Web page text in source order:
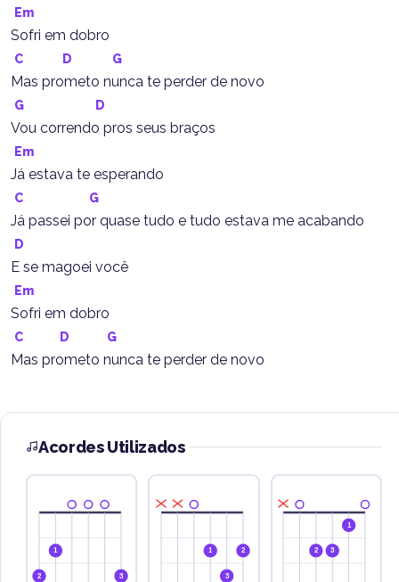
Em
Sofri em dobro
C D G
Mas prometo nunca te perder de novo
G D
Vou correndo pros seus braços
Em
Já estava te esperando
C G
Já passei por quase tudo e tudo estava me acabando
D
E se magoei você
Em
Sofri em dobro
C D G
Mas prometo nunca te perder de novo
Acordes Utilizados
2
1
3
1
3
2 2 3
1